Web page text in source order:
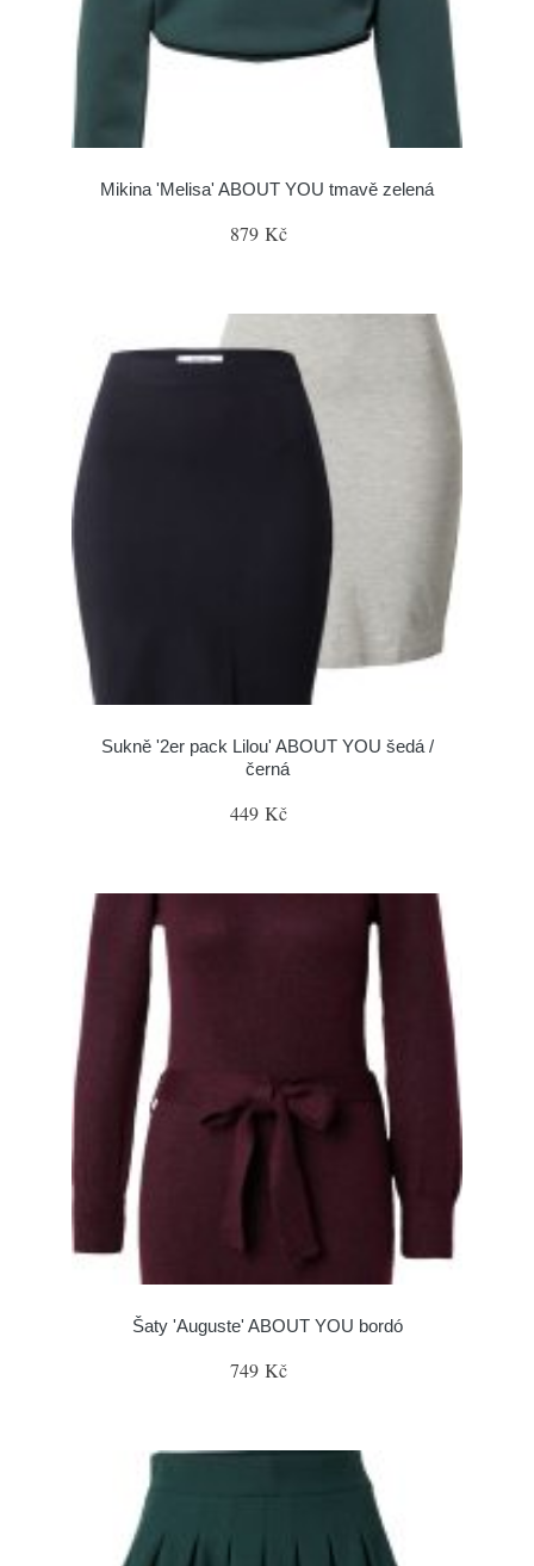
Mikina 'Melisa' ABOUT YOU tmavě zelená
879 Kč
Sukně '2er pack Lilou' ABOUT YOU šedá /
černá
449 Kč
Šaty 'Auguste' ABOUT YOU bordó
749 Kč